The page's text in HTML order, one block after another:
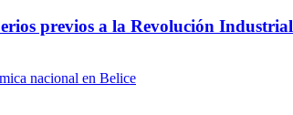
previos a la Revolución Industrial